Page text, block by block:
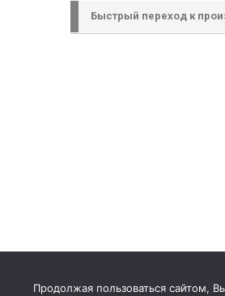
Быстрый переход к
Продолжая пользоваться сайтом,